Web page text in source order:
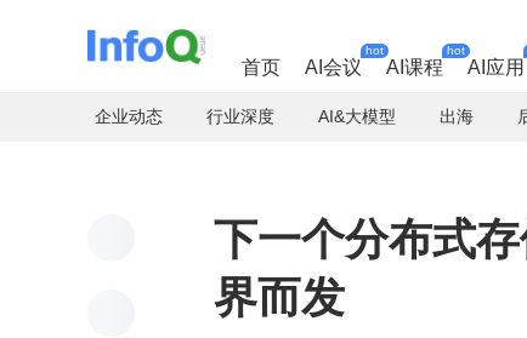
首页 AI会议
hot
AI课程
hot
AI应用
企业动态 行业深度 AI&大模型 出海
下一个分布式
界而发